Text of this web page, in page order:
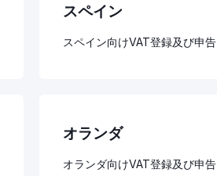
スペイン
スペイン向けVAT登録及び申告
オランダ
オランダ向けVAT登録及び申告